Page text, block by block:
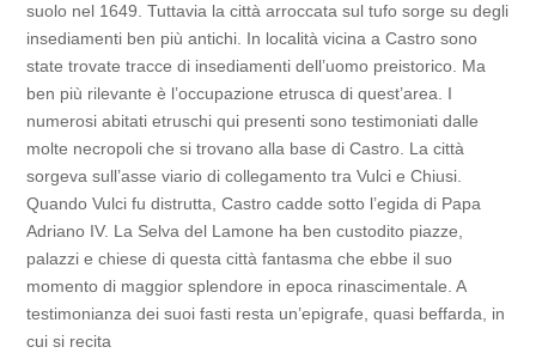
suolo nel 1649. Tuttavia la città arroccata sul tufo sorge su degli
insediamenti ben più antichi. In località vicina a Castro sono
state trovate tracce di insediamenti dell’uomo preistorico. Ma
ben più rilevante è l’occupazione etrusca di quest’area. I
numerosi abitati etruschi qui presenti sono testimoniati dalle
molte necropoli che si trovano alla base di Castro. La città
sorgeva sull’asse viario di collegamento tra Vulci e Chiusi.
Quando Vulci fu distrutta, Castro cadde sotto l’egida di Papa
Adriano IV. La Selva del Lamone ha ben custodito piazze,
palazzi e chiese di questa città fantasma che ebbe il suo
momento di maggior splendore in epoca rinascimentale. A
testimonianza dei suoi fasti resta un’epigrafe, quasi beffarda, in
cui si recita